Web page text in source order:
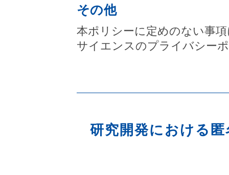
その他
本ポリシーに定めのない事
サイエンスのプライバシー
研究開発における